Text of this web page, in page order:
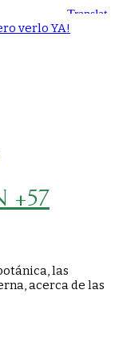
verlo YA!
+57
las
acerca de las